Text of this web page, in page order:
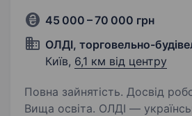
45 000 – 70 000 грн
ОЛДІ, торговельно-
Київ, 6,1 км від центру
Повна зайнятість. Досвід
Вища освіта. ОЛДІ — українська компанія